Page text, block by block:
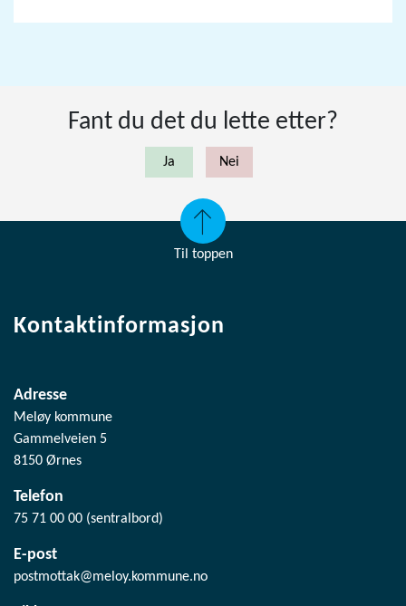
Fant du det du lette etter?
Til toppen
Kontaktinformasjon
Adresse
Meløy kommune
Gammelveien 5
8150 Ørnes
Telefon
75 71 00 00 (sentralbord)
E-post
postmottak@meloy.kommune.no